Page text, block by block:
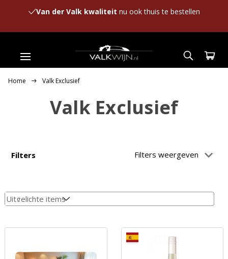
Van der Valk kwaliteit nu ook thuis te bestellen
Home Valk Exclusief
Valk Exclusief
Filters Filters weergeven